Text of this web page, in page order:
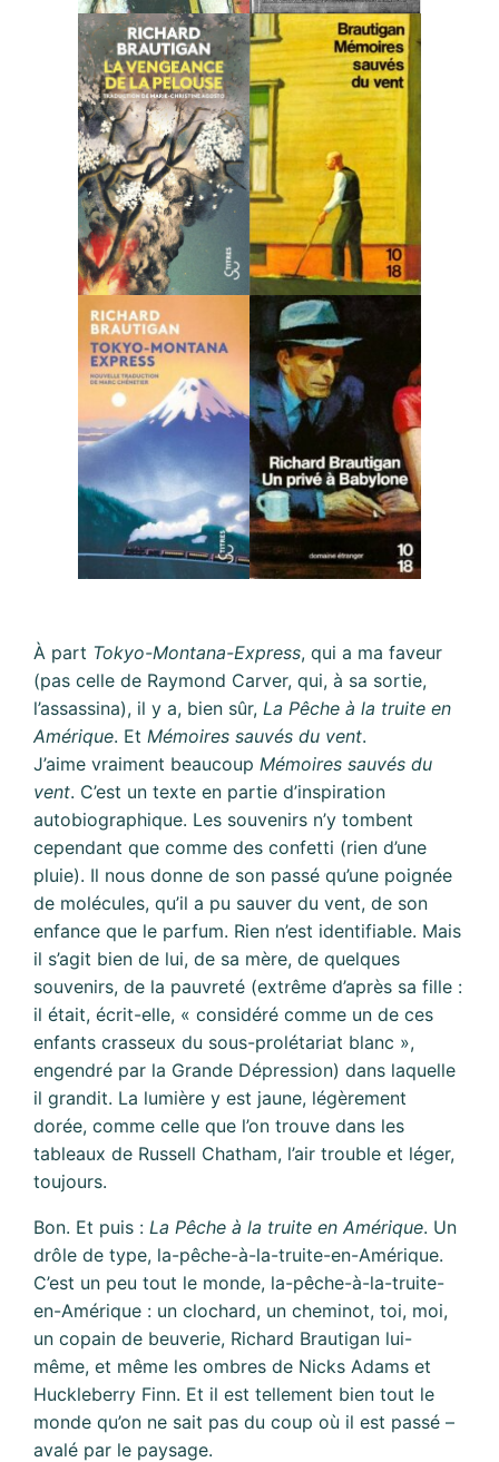
À part Tokyo-Montana-Express, qui a ma faveur
(pas celle de Raymond Carver, qui, à sa sortie,
l’assassina), il y a, bien sûr, La Pêche à la truite en
Amérique. Et Mémoires sauvés du vent.
J’aime vraiment beaucoup Mémoires sauvés du
vent. C’est un texte en partie d’inspiration
autobiographique. Les souvenirs n’y tombent
cependant que comme des confetti (rien d’une
pluie). Il nous donne de son passé qu’une poignée
de molécules, qu’il a pu sauver du vent, de son
enfance que le parfum. Rien n’est identifiable. Mais
il s’agit bien de lui, de sa mère, de quelques
souvenirs, de la pauvreté (extrême d’après sa fille :
il était, écrit-elle, « considéré comme un de ces
enfants crasseux du sous-prolétariat blanc »,
engendré par la Grande Dépression) dans laquelle
il grandit. La lumière y est jaune, légèrement
dorée, comme celle que l’on trouve dans les
tableaux de Russell Chatham, l’air trouble et léger,
toujours.
Bon. Et puis : La Pêche à la truite en Amérique. Un
drôle de type, la-pêche-à-la-truite-en-Amérique.
C’est un peu tout le monde, la-pêche-à-la-truite-
en-Amérique : un clochard, un cheminot, toi, moi,
un copain de beuverie, Richard Brautigan lui-
même, et même les ombres de Nicks Adams et
Huckleberry Finn. Et il est tellement bien tout le
monde qu’on ne sait pas du coup où il est passé –
avalé par le paysage.